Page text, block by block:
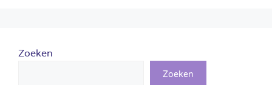
Zoeken
Zoeken